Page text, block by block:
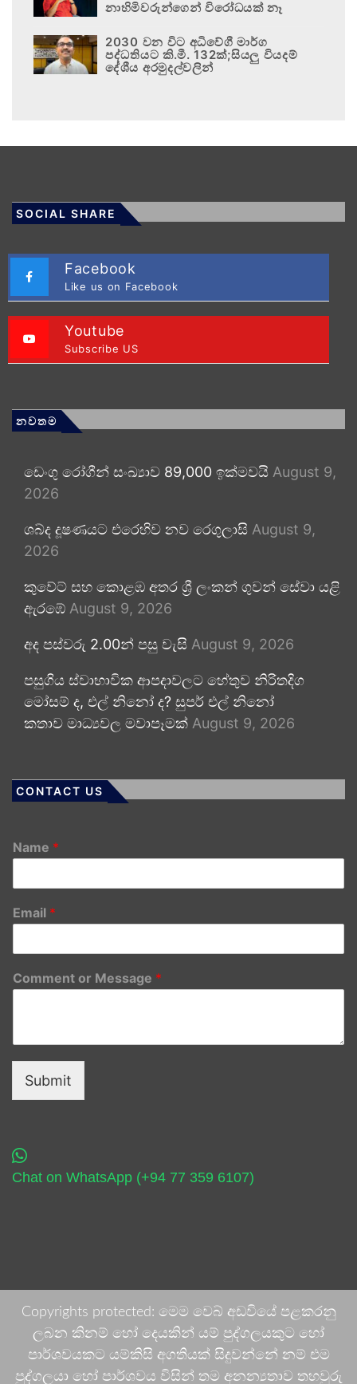
නාහිමිවරුන්ගෙන් විරෝධයක් නෑ
2030 වන විට අධිවේගී මාර්ග
පද්ධතියට කි.මී. 132ක්;සියලු වියදම්
දේශීය අරමුදල්වලින්
SOCIAL SHARE
Facebook
Like us on Facebook
Youtube
Subscribe US
නවතම
ඩෙංගු රෝගීන් සංඛ්‍යාව 89,000 ඉක්මවයි August 9,
2026
ශබ්ද දූෂණයට එරෙහිව නව රෙගුලාසි August 9,
2026
කුවේට් සහ කොළඹ අතර ශ්‍රී ලංකන් ගුවන් සේවා යළි
ඇරඹේ August 9, 2026
අද පස්වරු 2.00න් පසු වැසි August 9, 2026
පසුගිය ස්වාභාවික ආපදාවලට හේතුව නිරිතදිග
මෝසම් ද, එල් නිනෝ ද? සුපර් එල් නිනෝ
කතාව මාධ්‍යවල මවාපෑමක් August 9, 2026
CONTACT US
Name *
Email *
Comment or Message *
Submit
Chat on WhatsApp (+94 77 359 6107)
Copyrights protected: මෙම වෙබ් අඩවියේ පළකරනු
ලබන කිනම් හෝ දෙයකින් යම් පුද්ගලයකුට හෝ
පාර්ශවයකට යම්කිසි අගතියක් සිදුවන්නේ නම් එම
පුද්ගලයා හෝ පාර්ශවය විසින් තම අනන්‍යතාව තහවුරු